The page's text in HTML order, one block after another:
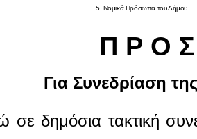
5. Νομικά Πρόσωπα του Δήμου
Π Ρ Ο
Για Συνεδρίαση
σε δημόσια τακτική